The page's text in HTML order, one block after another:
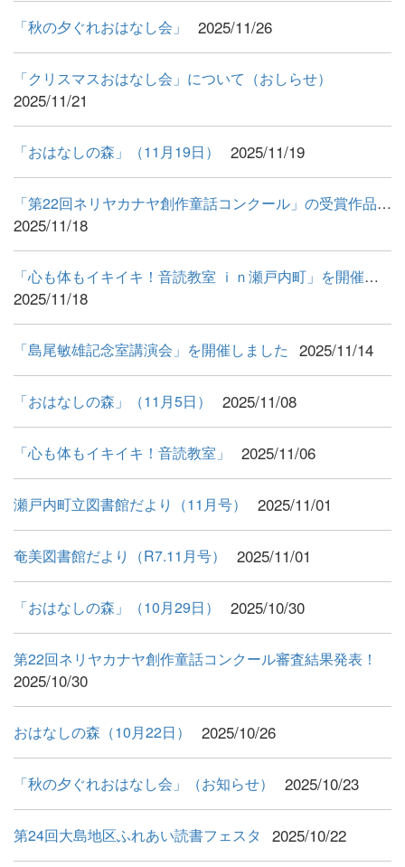
「秋の夕ぐれおはなし会」 2025/11/26
「クリスマスおはなし会」について（おしらせ）
2025/11/21
「おはなしの森」（11月19日） 2025/11/19
「第22回ネリヤカナヤ創作童話コンクール」の受賞作品展示 開催...
2025/11/18
「心も体もイキイキ！音読教室 ｉｎ瀬戸内町」を開催しました！ ...
2025/11/18
「島尾敏雄記念室講演会」を開催しました 2025/11/14
「おはなしの森」（11月5日） 2025/11/08
「心も体もイキイキ！音読教室」 2025/11/06
瀬戸内町立図書館だより（11月号） 2025/11/01
奄美図書館だより（R7.11月号） 2025/11/01
「おはなしの森」（10月29日） 2025/10/30
第22回ネリヤカナヤ創作童話コンクール審査結果発表！
2025/10/30
おはなしの森（10月22日） 2025/10/26
「秋の夕ぐれおはなし会」（お知らせ） 2025/10/23
第24回大島地区ふれあい読書フェスタ 2025/10/22